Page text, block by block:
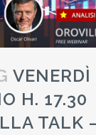
VENERDÌ
H. 17.30
TALK